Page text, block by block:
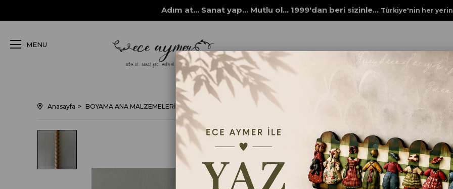
Adım at... Sanat yap... Mutlu ol... 1999'dan beri sizinle... Türkiye'nin her
MENU
Anasayfa BOYAMA ANA MALZEMELERİ Yardımcı Malzemeler Ahşap İnce Çıtalar AHŞAP ÇİTA NO.1 50CM
AHŞAP ÇİTA NO.1
₺85,00